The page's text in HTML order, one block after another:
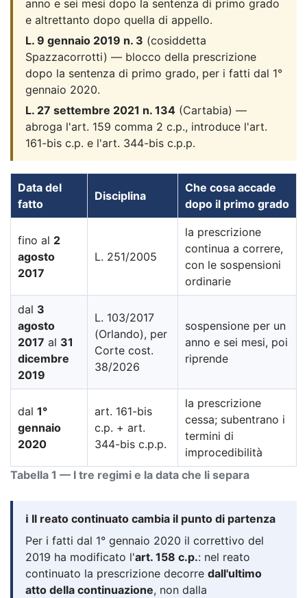
anno e sei mesi dopo la sentenza di primo grado
e altrettanto dopo quella di appello.
L. 9 gennaio 2019 n. 3 (cosiddetta
Spazzacorrotti) — blocco della prescrizione
dopo la sentenza di primo grado, per i fatti dal 1°
gennaio 2020.
L. 27 settembre 2021 n. 134 (Cartabia) —
abroga l'art. 159 comma 2 c.p., introduce l'art.
161-bis c.p. e l'art. 344-bis c.p.p.
Tabella 1 — I tre regimi e la data che li separa
Data del
fatto
Disciplina
Che cosa accade
dopo il primo grado
fino al 2
agosto
2017
L. 251/2005
la prescrizione
continua a correre,
con le sospensioni
ordinarie
dal 3
agosto
2017 al 31
dicembre
2019
L. 103/2017
(Orlando), per
Corte cost.
38/2026
sospensione per un
anno e sei mesi, poi
riprende
dal 1°
gennaio
2020
art. 161-bis
c.p. + art.
344-bis c.p.p.
la prescrizione
cessa; subentrano i
termini di
improcedibilità
ℹ️ Il reato continuato cambia il punto di partenza
Per i fatti dal 1° gennaio 2020 il correttivo del
2019 ha modificato l'art. 158 c.p.: nel reato
continuato la prescrizione decorre dall'ultimo
atto della continuazione, non dalla